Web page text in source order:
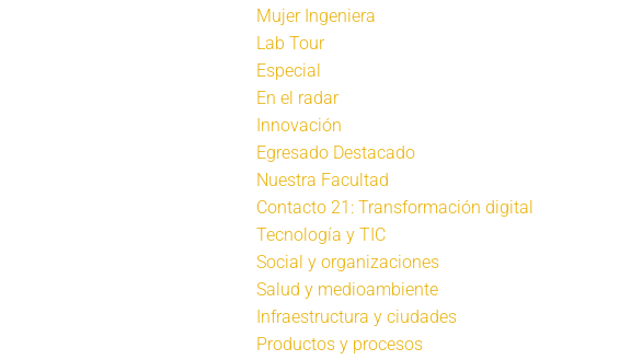
Mujer Ingeniera
Lab Tour
Especial
En el radar
Innovación
Egresado Destacado
Nuestra Facultad
Contacto 21: Transformación digital
Tecnología y TIC
Social y organizaciones
Salud y medioambiente
Infraestructura y ciudades
Productos y procesos